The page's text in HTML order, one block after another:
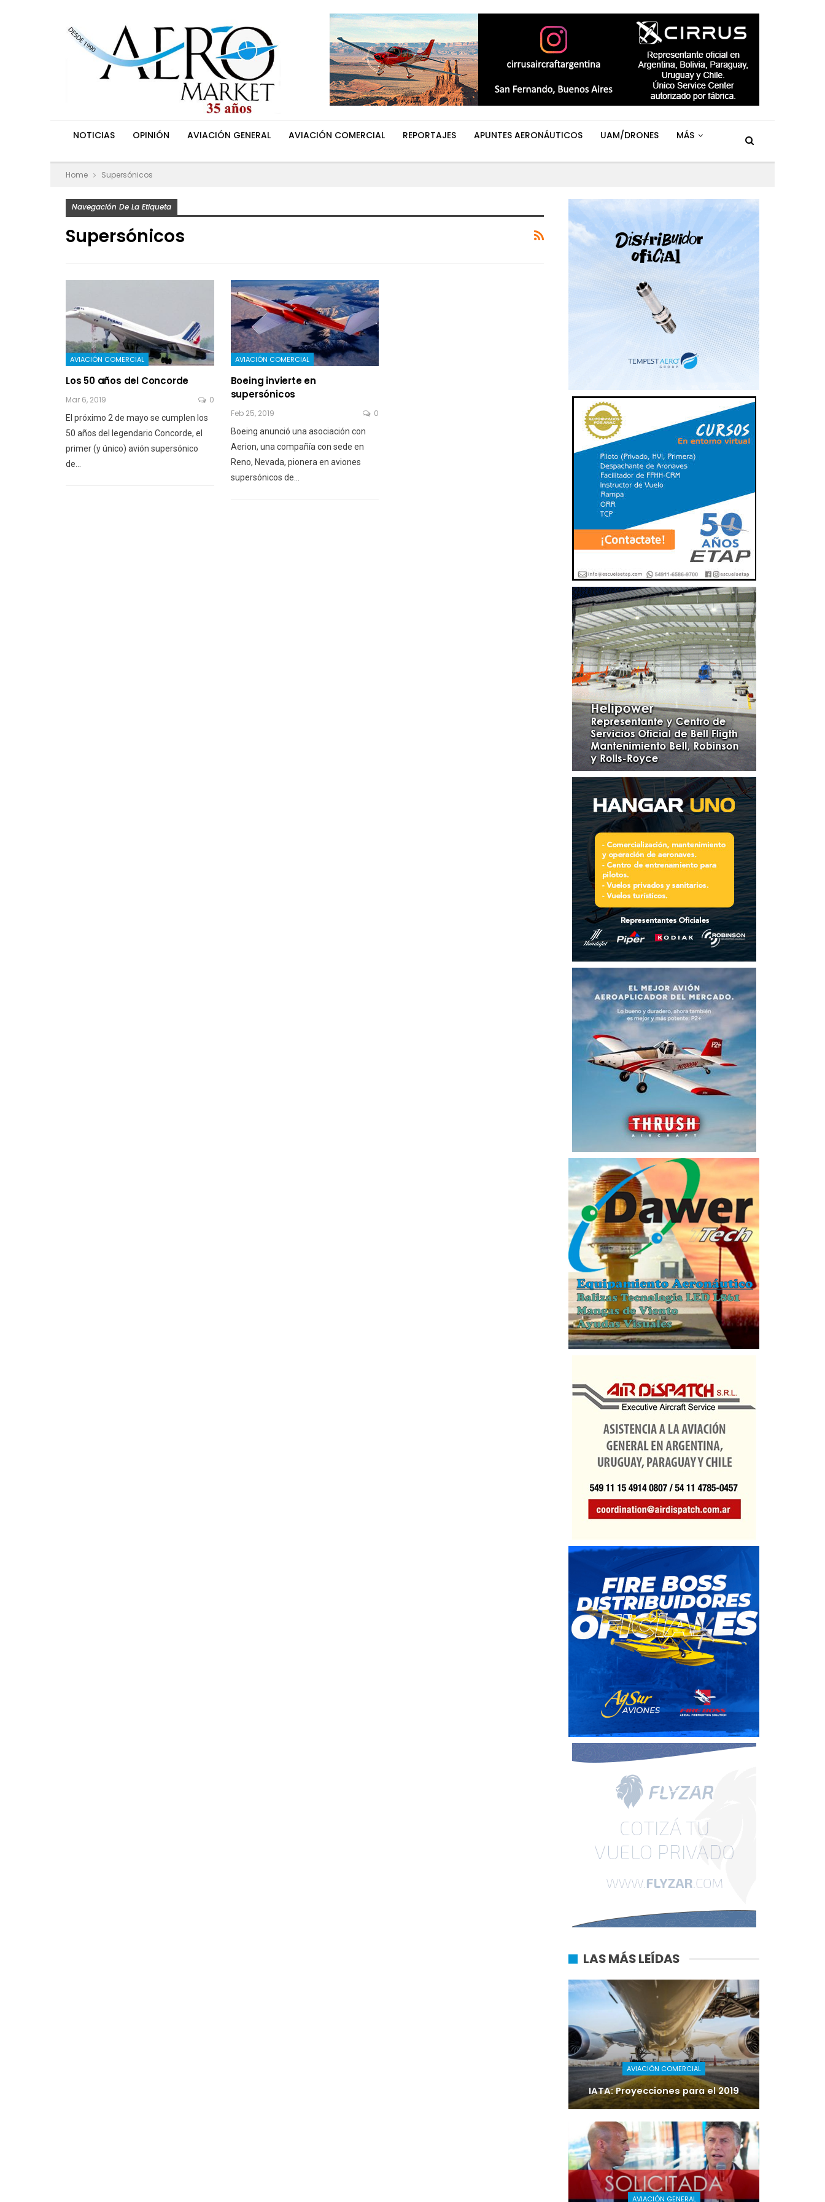
NOTICIAS OPINIÓN AVIACIÓN GENERAL AVIACIÓN COMERCIAL REPORTAJES APUNTES AERONÁUTICOS UAM/DRONES MÁS
Home Supersónicos
Navegación De La Etiqueta
Supersónicos
AVIACIÓN COMERCIAL
Los 50 años del Concorde
Mar 6, 2019 0
El próximo 2 de mayo se cumplen los
50 años del legendario Concorde, el
primer (y único) avión supersónico
de…
AVIACIÓN COMERCIAL
Boeing invierte en
supersónicos
Feb 25, 2019 0
Boeing anunció una asociación con
Aerion, una compañía con sede en
Reno, Nevada, pionera en aviones
supersónicos de…
LAS MÁS LEÍDAS
AVIACIÓN COMERCIAL
IATA: Proyecciones para el 2019
AVIACIÓN GENERAL